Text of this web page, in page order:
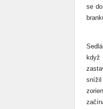
se
když
snížil